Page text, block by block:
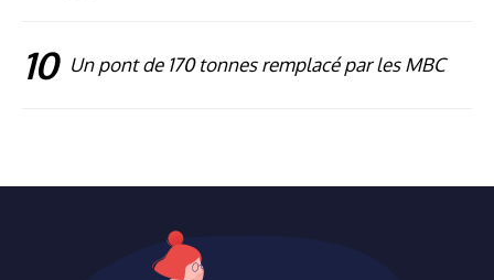
10 Un pont de 170 tonnes remplacé par les MBC